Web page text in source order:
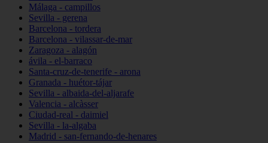
Málaga - campillos
Sevilla - gerena
Barcelona - tordera
Barcelona - vilassar-de-mar
Zaragoza - alagón
ávila - el-barraco
Santa-cruz-de-tenerife - arona
Granada - huétor-tájar
Sevilla - albaida-del-aljarafe
Valencia - alcàsser
Ciudad-real - daimiel
Sevilla - la-algaba
Madrid - san-fernando-de-henares